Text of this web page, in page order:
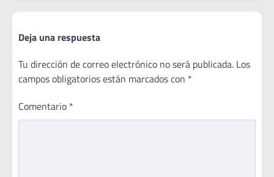
Deja una respuesta
Tu dirección de correo electrónico no será publicada. Los
campos obligatorios están marcados con *
Comentario *